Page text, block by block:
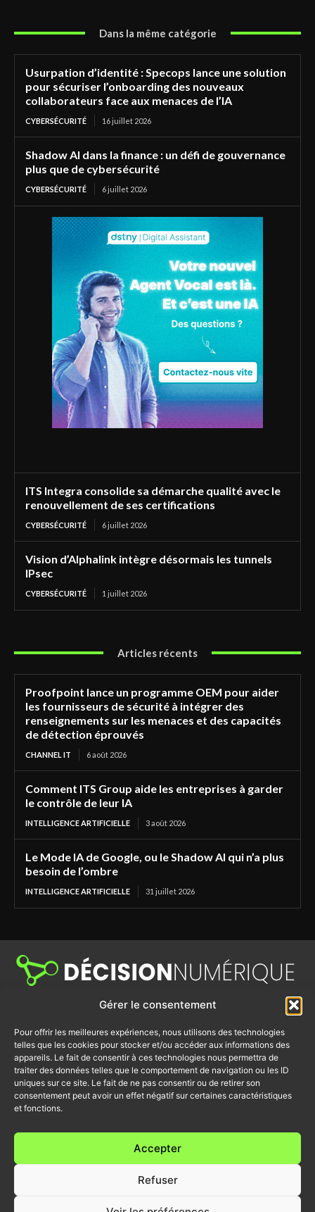
Gérer le consentement
Pour offrir les meilleures expériences, nous utilisons des technologies
telles que les cookies pour stocker et/ou accéder aux informations des
appareils. Le fait de consentir à ces technologies nous permettra de
traiter des données telles que le comportement de navigation ou les ID
uniques sur ce site. Le fait de ne pas consentir ou de retirer son
consentement peut avoir un effet négatif sur certaines caractéristiques
et fonctions.
Accepter
Refuser
Dans la même catégorie
Usurpation d’identité : Specops lance une solution
pour sécuriser l’onboarding des nouveaux
collaborateurs face aux menaces de l’IA
CYBERSÉCURITÉ 16 juillet 2026
Shadow AI dans la finance : un défi de gouvernance
plus que de cybersécurité
CYBERSÉCURITÉ 6 juillet 2026
ITS Integra consolide sa démarche qualité avec le
renouvellement de ses certifications
CYBERSÉCURITÉ 6 juillet 2026
Vision d’Alphalink intègre désormais les tunnels
IPsec
CYBERSÉCURITÉ 1 juillet 2026
Articles récents
Proofpoint lance un programme OEM pour aider
les fournisseurs de sécurité à intégrer des
renseignements sur les menaces et des capacités
de détection éprouvés
CHANNEL IT 6 août 2026
Comment ITS Group aide les entreprises à garder
le contrôle de leur IA
INTELLIGENCE ARTIFICIELLE 3 août 2026
Le Mode IA de Google, ou le Shadow AI qui n’a plus
besoin de l’ombre
INTELLIGENCE ARTIFICIELLE 31 juillet 2026
Décision Numérique est un média dédié aux sujets de la cybersécurité,
du cloud, des infrastructures, des télécoms, de la digital workplace, du
Channel IT et de l’IA. Retrouvez des tribunes, des actualités produits,
des retours d'utilisateurs et bien d’autres actualités du numérique.
Accueil
Intelligence Artificielle
Cybersécurité
Workplace
Politique de confidentialité
CONTACTEZ-NOUS